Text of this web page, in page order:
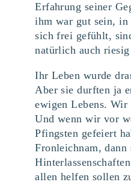
Erfahrung seiner
ihm war gut sein, in
sich frei gefühlt,
natürlich auch
Ihr Leben wurde
Aber sie durften ja
ewigen Lebens.
Und wenn wir vor
Pfingsten gefeiert
Fronleichnam, dann
allen helfen sollen